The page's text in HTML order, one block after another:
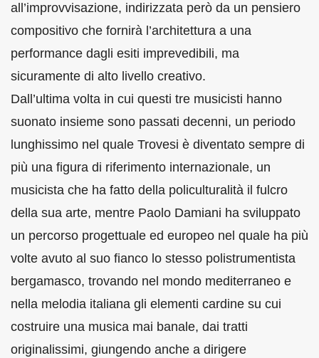
all’improvvisazione, indirizzata però da un pensiero
compositivo che fornirà l’architettura a una
performance dagli esiti imprevedibili, ma
sicuramente di alto livello creativo.
Dall’ultima volta in cui questi tre musicisti hanno
suonato insieme sono passati decenni, un periodo
lunghissimo nel quale Trovesi è diventato sempre di
più una figura di riferimento internazionale, un
musicista che ha fatto della policulturalità il fulcro
della sua arte, mentre Paolo Damiani ha sviluppato
un percorso progettuale ed europeo nel quale ha più
volte avuto al suo fianco lo stesso polistrumentista
bergamasco, trovando nel mondo mediterraneo e
nella melodia italiana gli elementi cardine su cui
costruire una musica mai banale, dai tratti
originalissimi, giungendo anche a dirigere